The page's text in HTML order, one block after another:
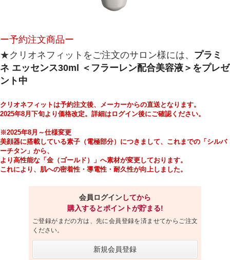
ー予約注文商品ー
★クリオネフィットをご注文のサロン様には、 プラミ
ネ エッセンス30ml ＜フラーレン配合美容液＞をプレゼ
ント中
クリオネフィットは予約注文後、 メーカーからの直送となります。
2025年8月下旬より価格改定。詳細はログイン後にご確認ください。
※2025年8月～仕様変更
美顔器に搭載している素子（電極部分）につきまして、これまでの「シルバ
ーチタン」から、
より高性能な「金（ゴールド）」へ素材が変更しております。
これにより、肌への密着性・導電性・耐久性が向上しました。
会員ログインしてから
購入するとポイントが貯まる!
ご登録がまだの方は、先に会員登録を済ませてからご注文
ください。
新規会員登録